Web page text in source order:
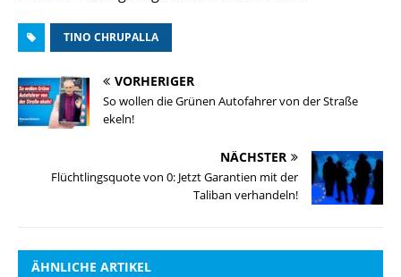
TINO CHRUPALLA
VORHERIGER
So wollen die Grünen Autofahrer von der Straße
ekeln!
NÄCHSTER
Flüchtlingsquote von 0: Jetzt Garantien mit der
Taliban verhandeln!
ÄHNLICHE ARTIKEL